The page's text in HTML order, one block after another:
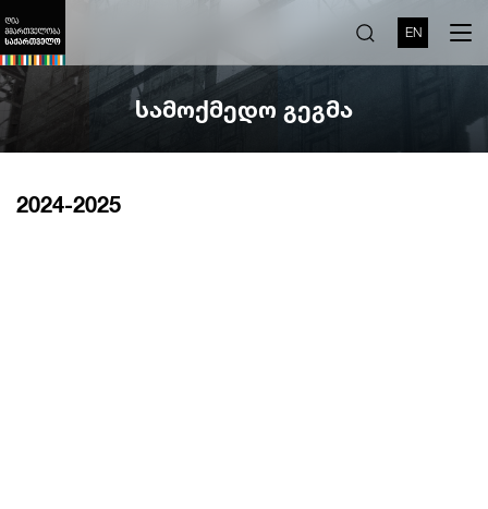
EN
სამოქმედო გეგმა
2024-2025